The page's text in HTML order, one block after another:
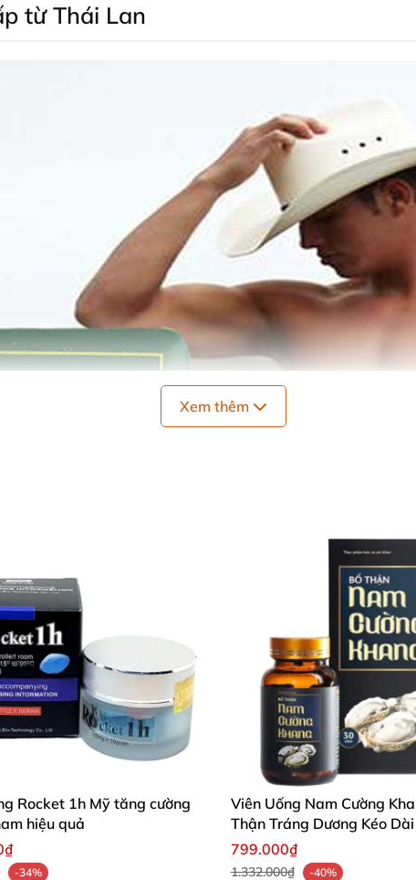
từ Thái Lan
Tình Trạng : Sản Xuất Tại Đài Loan. Nhập
Mãn Cho Quý Ông
Xem thêm
Rocket 1h Mỹ tăng cường
hiệu quả
-34%
Viên Uống Nam Cường
Thận Tráng Dương Kéo
Quan Hệ
799.000₫
1.332.000₫
-40%